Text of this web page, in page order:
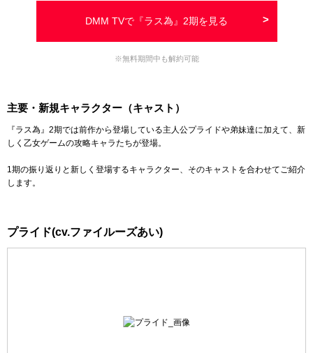
DMM TVで『ラス為』2期を見る
※無料期間中も解約可能
主要・新規キャラクター（キャスト）
『ラス為』2期では前作から登場している主人公プライドや弟妹達に加えて、新
しく乙女ゲームの攻略キャラたちが登場。
1期の振り返りと新しく登場するキャラクター、そのキャストを合わせてご紹介
します。
プライド(cv.ファイルーズあい)